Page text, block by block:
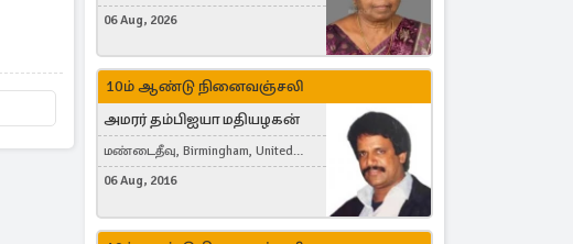
கிழக்கு
06 Aug, 2026
10ம் ஆண்டு நினைவஞ்சலி
அமரர் தம்பிஐயா மதியழகன்
மண்டைதீவு, Birmingham, United
Kingdom
06 Aug, 2016